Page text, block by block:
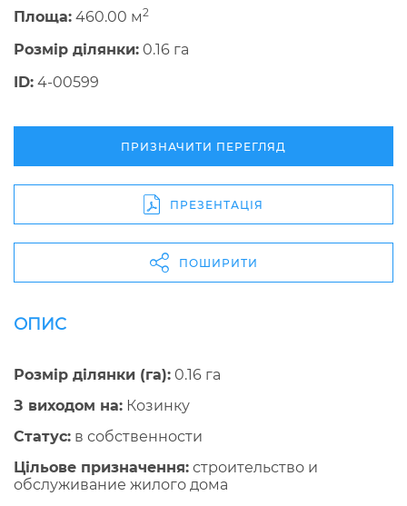
Площа: 460.00 м2
Розмір ділянки: 0.16 га
ID: 4-00599
ПРИЗНАЧИТИ ПЕРЕГЛЯД
ПРЕЗЕНТАЦІЯ
ПОШИРИТИ
ОПИС
Розмір ділянки (га): 0.16 га
З виходом на: Козинку
Cтатус: в собственности
Цільове призначення: строительство и
обслуживание жилого дома